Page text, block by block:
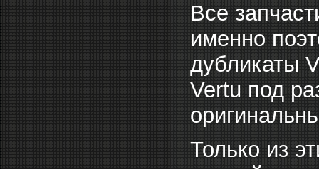
Все
именно
дубликаты
Vertu под
Только из